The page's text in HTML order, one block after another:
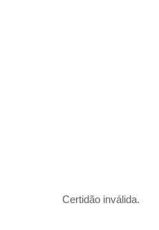
Certidão inválida.